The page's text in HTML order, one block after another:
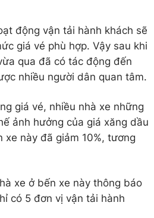
Tư vấn
động vận tải hành khách sẽ
giá vé phù hợp. Vậy sau khi
qua đã có tác động đến
nhiều người dân quan tâm.
giá vé, nhiều nhà xe những
ảnh hưởng của giá xăng dầu
này đã giảm 10%, tương
xe ở bến xe này thông báo
có 5 đơn vị vận tải hành